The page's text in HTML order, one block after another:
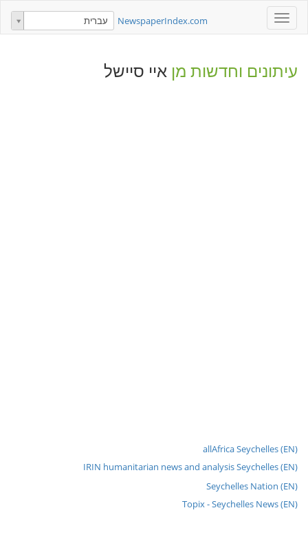
Toggle
navigation
NewspaperIndex.com עברית
עיתונים וחדשות מן איי סיישל
allAfrica Seychelles (EN)
IRIN humanitarian news and analysis Seychelles (EN)
Seychelles Nation (EN)
Topix - Seychelles News (EN)